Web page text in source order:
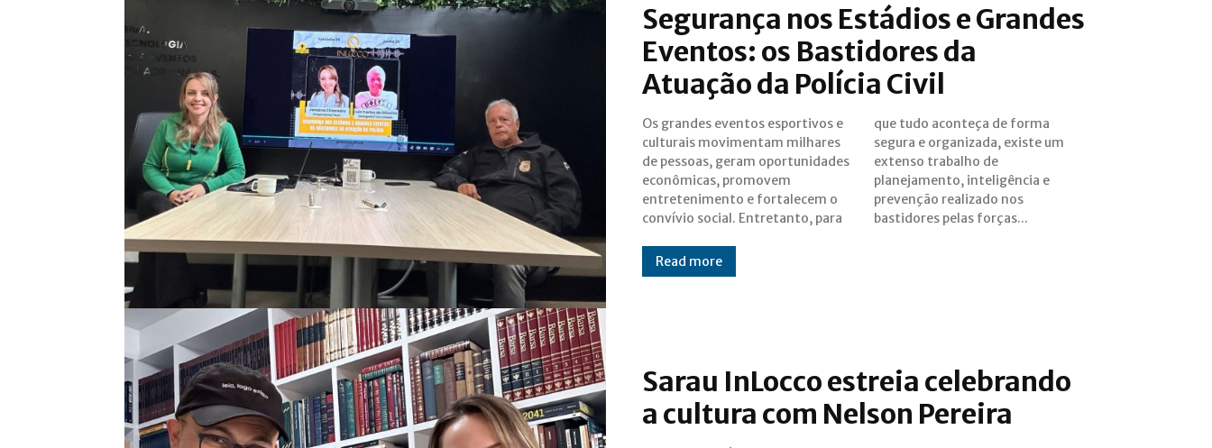
Segurança nos Estádios e Grandes
Eventos: os Bastidores da
Atuação da Polícia Civil
Os grandes eventos esportivos e
culturais movimentam milhares
de pessoas, geram oportunidades
econômicas, promovem
entretenimento e fortalecem o
convívio social. Entretanto, para
que tudo aconteça de forma
segura e organizada, existe um
extenso trabalho de
planejamento, inteligência e
prevenção realizado nos
bastidores pelas forças...
Read more
Sarau InLocco estreia celebrando
a cultura com Nelson Pereira